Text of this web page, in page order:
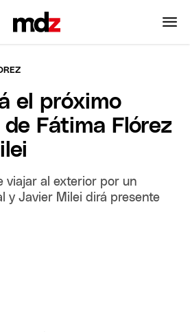
el próximo
Fátima Flórez
viajar al exterior por un
y Javier Milei dirá presente